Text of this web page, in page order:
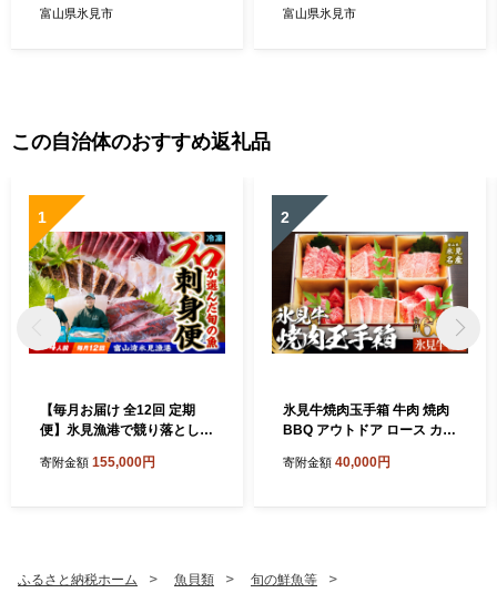
富山県氷見市 富山県氷見市
この自治体のおすすめ返礼品
1
【毎月お届け 全12回 定期
便】氷見漁港で競り落とした
〈冷凍〉
寄附金額 155,000円
2
氷見牛焼肉玉手箱 牛肉 焼肉
BBQ アウトドア ロース カル
寄附金額 40,000円
ふるさと納税ホーム 魚貝類
旬の鮮魚等